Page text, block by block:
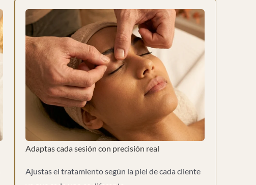
Adaptas cada sesión con precisión real
Ajustas el tratamiento según la piel de cada cliente